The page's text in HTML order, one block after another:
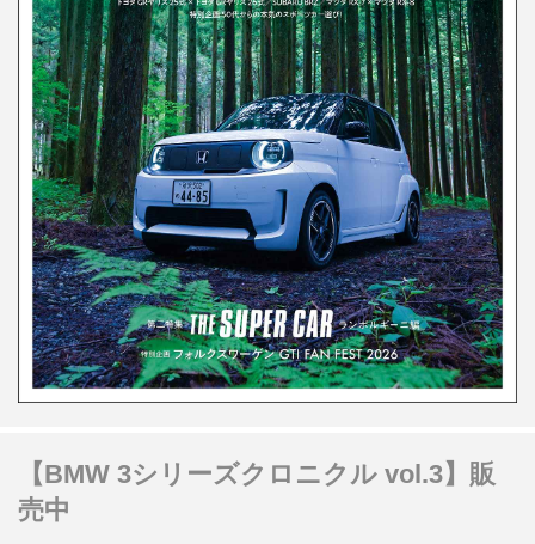
【BMW 3シリーズクロニクル vol.3】販
売中